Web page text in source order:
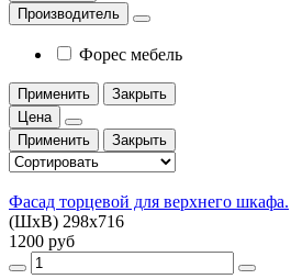
Производитель
Форес мебель
Применить
Закрыть
Цена
Применить
Закрыть
Фасад торцевой для верхнего шкафа.
(ШхВ) 298х716
1200 руб